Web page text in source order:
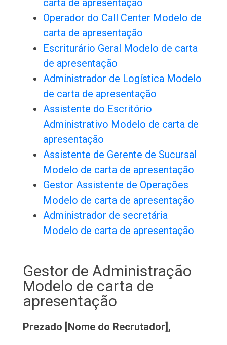
carta de apresentação
Operador do Call Center Modelo de
carta de apresentação
Escriturário Geral Modelo de carta
de apresentação
Administrador de Logística Modelo
de carta de apresentação
Assistente do Escritório
Administrativo Modelo de carta de
apresentação
Assistente de Gerente de Sucursal
Modelo de carta de apresentação
Gestor Assistente de Operações
Modelo de carta de apresentação
Administrador de secretária
Modelo de carta de apresentação
Gestor de Administração
Modelo de carta de
apresentação
Prezado [Nome do Recrutador],